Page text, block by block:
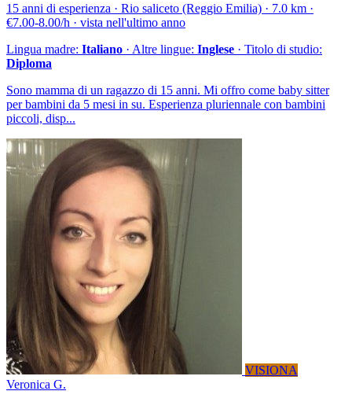
15 anni di esperienza · Rio saliceto (Reggio Emilia) · 7.0 km ·
€7.00-8.00/h · vista nell'ultimo anno
Lingua madre: Italiano · Altre lingue: Inglese · Titolo di studio:
Diploma
Sono mamma di un ragazzo di 15 anni. Mi offro come baby sitter
per bambini da 5 mesi in su. Esperienza pluriennale con bambini
piccoli, disp...
VISIONA
Veronica G.